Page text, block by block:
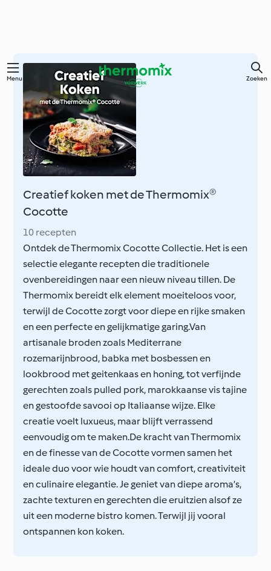
Overslaan
hoofdinhoud
Menu Zoeken
Creatief koken met de Thermomix®
Cocotte
10 recepten
Ontdek de Thermomix Cocotte Collectie. Het is een
selectie elegante recepten die traditionele
ovenbereidingen naar een nieuw niveau tillen. De
Thermomix bereidt elk element moeiteloos voor,
terwijl de Cocotte zorgt voor diepe en rijke smaken
en een perfecte en gelijkmatige garing.Van
artisanale broden zoals Mediterrane
rozemarijnbrood, babka met bosbessen en
lookbrood met geitenkaas en honing, tot verfijnde
gerechten zoals pulled pork, marokkaanse vis tajine
en gestoofde savooi op Italiaanse wijze. Elke
creatie voelt luxueus, maar blijft verrassend
eenvoudig om te maken.De kracht van Thermomix
en de finesse van de Cocotte vormen samen het
ideale duo voor wie houdt van comfort, creativiteit
en culinaire elegantie. Je geniet van diepe aroma’s,
zachte texturen en gerechten die eruitzien alsof ze
uit een moderne bistro komen. Terwijl jij vooral
ontspannen kon koken.